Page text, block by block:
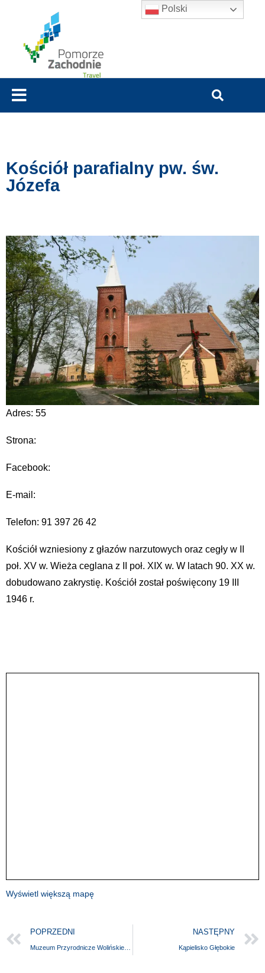
Kościół parafialny pw. św.
Józefa
Adres: 55
Strona:
Facebook:
E-mail:
Telefon: 91 397 26 42
Kościół wzniesiony z głazów narzutowych oraz cegły w II
poł. XV w. Wieża ceglana z II poł. XIX w. W latach 90. XX w.
dobudowano zakrystię. Kościół został poświęcony 19 III
1946 r.
Wyświetl większą mapę
POPRZEDNI NASTĘPNY
Kąpielisko Głębokie
Polski